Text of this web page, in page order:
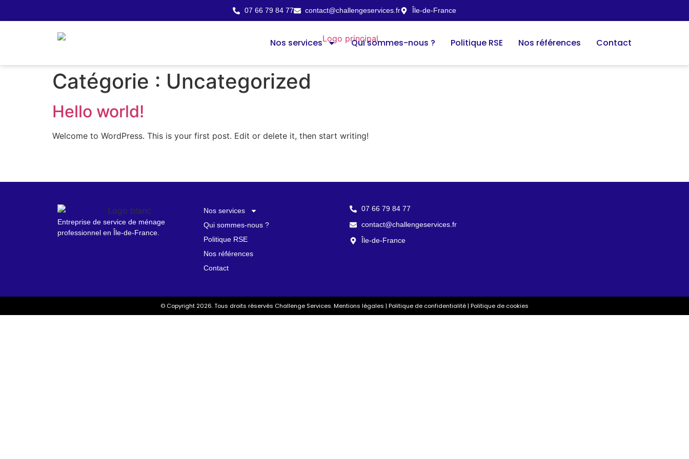
07 66 79 84 77 contact@challengeservices.fr Île-de-France
Nos services Qui sommes-nous ? Politique RSE Nos références Contact
Catégorie : Uncategorized
Hello world!
Welcome to WordPress. This is your first post. Edit or delete it, then start writing!
Entreprise de service de ménage
professionnel en Île-de-France.
Nos services
Qui sommes-nous ?
Politique RSE
Nos références
Contact
07 66 79 84 77
contact@challengeservices.fr
Île-de-France
© Copyright 2026. Tous droits réservés Challenge Services.Mentions légales | Politique de confidentialité| Politique de cookies